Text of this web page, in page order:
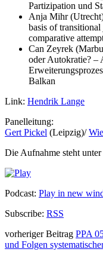
Partizipation und
Anja Mihr
basis of
comparative
Can Zeyrek
oder Autokratie? –
Balkan
Link: Hendrik Lange
Panelleitung:
Gert Pickel (Leipzig)/
Die Aufnahme steht
Podcast: Play in new
Subscribe: RSS
vorheriger Beitrag PPA
und Folgen